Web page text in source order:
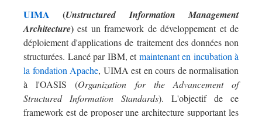
UIMA (Unstructured Information Management
Architecture) est un framework de développement et de
déploiement d'applications de traitement des données non
structurées. Lancé par IBM, etmaintenant en incubation à
la fondation Apache, UIMA est en cours de normalisation
à l'OASIS (Organization for the Advancement of
Structured Information Standards). L'objectif de ce
framework est de proposer une architecture supportant les